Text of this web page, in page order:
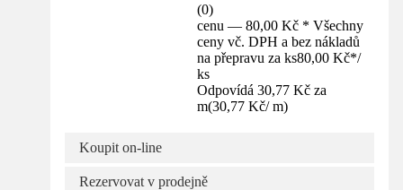
(0)
cenu — 80,00 Kč * Všechny
ceny vč. DPH a bez nákladů
na přepravu za ks80,00 Kč*/
ks
Odpovídá 30,77 Kč za
m(30,77 Kč/ m)
Koupit on-line
Rezervovat v prodejně